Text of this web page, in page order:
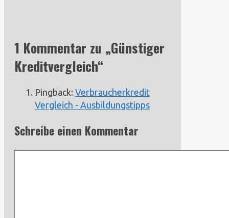
1 Kommentar zu „Günstiger
Kreditvergleich“
Pingback: Verbraucherkredit
Vergleich - Ausbildungstipps
Schreibe einen Kommentar